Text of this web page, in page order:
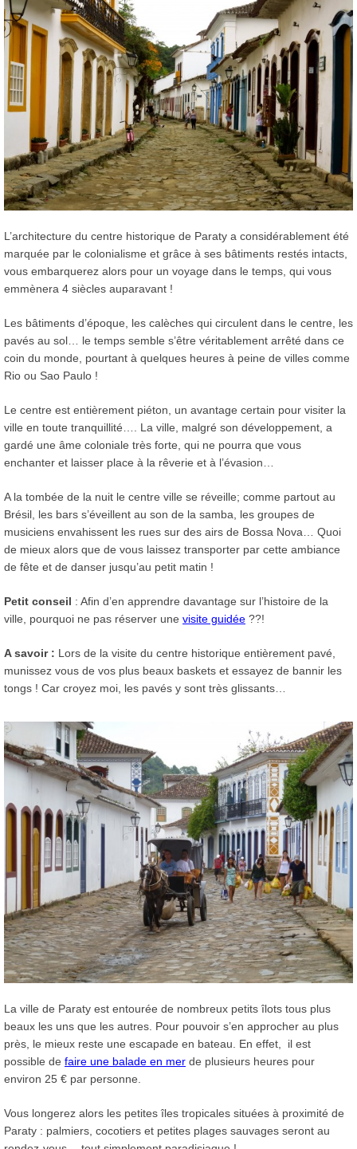
L’architecture du centre historique de Paraty a considérablement été
marquée par le colonialisme et grâce à ses bâtiments restés intacts,
vous embarquerez alors pour un voyage dans le temps, qui vous
emmènera 4 siècles auparavant !
Les bâtiments d’époque, les calèches qui circulent dans le centre, les
pavés au sol… le temps semble s’être véritablement arrêté dans ce
coin du monde, pourtant à quelques heures à peine de villes comme
Rio ou Sao Paulo !
Le centre est entièrement piéton, un avantage certain pour visiter la
ville en toute tranquillité…. La ville, malgré son développement, a
gardé une âme coloniale très forte, qui ne pourra que vous
enchanter et laisser place à la rêverie et à l’évasion…
A la tombée de la nuit le centre ville se réveille; comme partout au
Brésil, les bars s’éveillent au son de la samba, les groupes de
musiciens envahissent les rues sur des airs de Bossa Nova… Quoi
de mieux alors que de vous laissez transporter par cette ambiance
de fête et de danser jusqu’au petit matin !
Petit conseil : Afin d’en apprendre davantage sur l’histoire de la
ville, pourquoi ne pas réserver une visite guidée ??!
A savoir : Lors de la visite du centre historique entièrement pavé,
munissez vous de vos plus beaux baskets et essayez de bannir les
tongs ! Car croyez moi, les pavés y sont très glissants…
La ville de Paraty est entourée de nombreux petits îlots tous plus
beaux les uns que les autres. Pour pouvoir s’en approcher au plus
près, le mieux reste une escapade en bateau. En effet, il est
possible de faire une balade en mer de plusieurs heures pour
environ 25 € par personne.
Vous longerez alors les petites îles tropicales situées à proximité de
Paraty : palmiers, cocotiers et petites plages sauvages seront au